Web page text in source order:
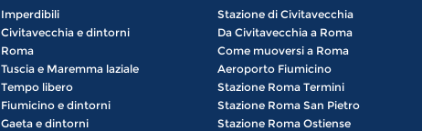
Imperdibili
Civitavecchia e dintorni
Roma
Tuscia e Maremma laziale
Tempo libero
Fiumicino e dintorni
Gaeta e dintorni
Stazione di Civitavecchia
Da Civitavecchia a Roma
Come muoversi a Roma
Aeroporto Fiumicino
Stazione Roma Termini
Stazione Roma San Pietro
Stazione Roma Ostiense